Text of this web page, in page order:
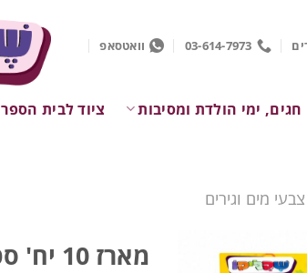
03-614-7973 וואטסאפ
חגים, ימי הולדת ומסיבות ציוד לבית הספר
צבעי מים וגירים
מארז 10 יח' סט צביעה פרפר לילדים